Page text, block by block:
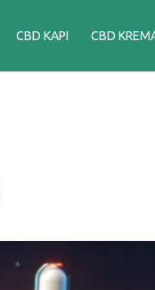
CBD KAPI CBD